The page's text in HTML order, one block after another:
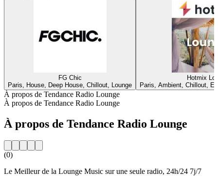
FG Chic
Paris, House, Deep House, Chillout, Lounge
Hotmix
Paris, Ambient, Chillout,
À propos de Tendance Radio Lounge
À propos de Tendance Radio Lounge
À propos de Tendance Radio Lounge
(0)
Le Meilleur de la Lounge Music sur une seule radio, 24h/24 7j/7